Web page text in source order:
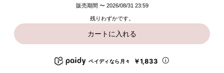
販売期間 〜 2026/08/31 23:59
残りわずかです。
カートに入れる
ペイディなら月々 ￥1,833